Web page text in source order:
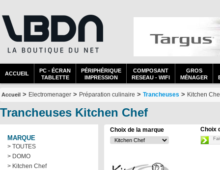
ACCUEIL
PC - ÉCRAN
TABLETTE
PÉRIPHÉRIQUE
IMPRESSION
COMPOSANT
RESEAU - WIFI
GROS
MÉNAGER
Accueil > Electromenager > Préparation culinaire > Trancheuses > Kitchen
Trancheuses Kitchen Chef
MARQUE
> TOUTES
> DOMO
> Kitchen Chef
Choix de la marque Choix